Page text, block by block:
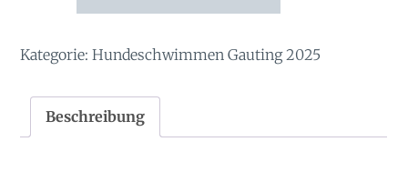
Kategorie:Hundeschwimmen Gauting 2025
Beschreibung